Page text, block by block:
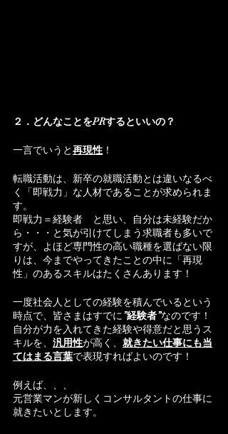
２．どんなことをPRするといいの？
一言でいうと再現性！
転職活動は、新卒の就職活動とは違いなるべ
く「即戦力」な人材であることが求められま
す。
即戦力＝経験者　と思い、自分は未経験だか
ら・・・と気が引けてしまう求職者も多いで
すが、よほど専門性の高い職種を選ばない限
りは、今までやってきたことの中に「再現
性」のあるスキルはたくさんあります！
一度社会人としての経験を積んでいるという
時点で、皆さまはすでに”経験者”なのです！
自分が力を入れてきた経験や得意だと思うス
キルを、 汎用性が高く、 就きたい仕事にも当
てはまる言葉で表現すればよいのです！
例えば、、、
元営業マンが新しくコンサルタントの仕事に
就きたいとします。